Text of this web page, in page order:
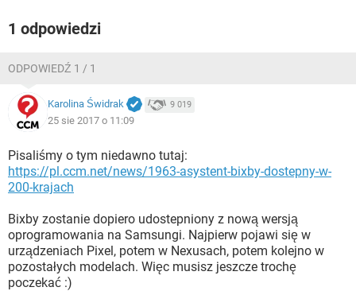
1 odpowiedzi
ODPOWIEDŹ 1 / 1
Karolina Świdrak 9 019
25 sie 2017 o 11:09
Pisaliśmy o tym niedawno tutaj:
https://pl.ccm.net/news/1963-asystent-bixby-dostepny-w-
200-krajach
Bixby zostanie dopiero udostepniony z nową wersją
oprogramowania na Samsungi. Najpierw pojawi się w
urządzeniach Pixel, potem w Nexusach, potem kolejno w
pozostałych modelach. Więc musisz jeszcze trochę
poczekać :)